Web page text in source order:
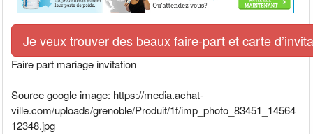
Je veux trouver des beaux faire-part et carte
Faire part mariage invitation
Source google image: https://media.achat-
ville.com/uploads/grenoble/Produit/1f/imp_photo_83451_14564
12348.jpg